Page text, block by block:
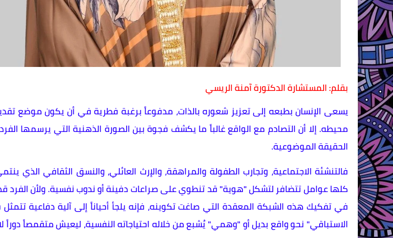
بقلم: المستشارة الدكتورة آمنة الريسي
يسعى الإنسان بطبعه إلى تعزيز شعوره بالذات، مدفوعاً برغبة فطرية في أن يكون موضع
محيطه. إلا أن التصادم مع الواقع غالباً ما يكشف فجوة بين الصورة الذهنية التي يرسمها
الحقيقة الموضوعية.
فالتنشئة الاجتماعية، وتجارب الطفولة والمراهقة، والإرث العائلي، والنسق الثقافي الذي
كلها عوامل تتضافر لتشكل "هوية" قد تنطوي على صراعات دفينة أو ندوب نفسية. ولأن الفرد
في تفكيك هذه الشبكة المعقدة التي صاغت تكوينه، فإنه يلجأ أحياناً إلى آلية دفاعية
الاستباقي" نحو واقع بديل أو "وهمي" يُشبع من خلاله احتياجاته النفسية، ليعيش متقمصاً دوراً